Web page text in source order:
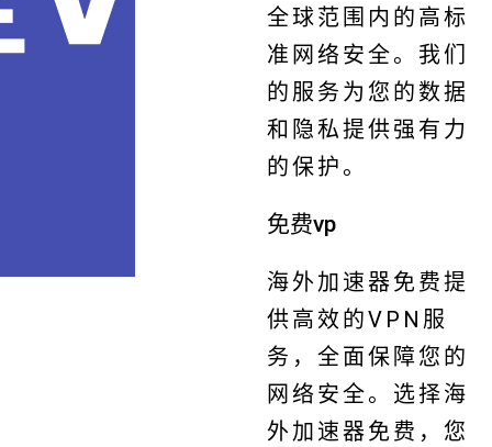
全球范围内的高标
准网络安全。我们
的服务为您的数据
和隐私提供强有力
的保护。
免费vp
海外加速器免费提
供高效的VPN服
务，全面保障您的
网络安全。选择海
外加速器免费，您